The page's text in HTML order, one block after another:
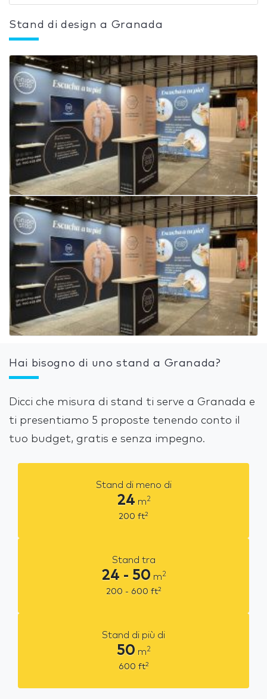
Stand di design a Granada
Hai bisogno di uno stand a Granada?
Dicci che misura di stand ti serve a Granada e
ti presentiamo 5 proposte tenendo conto il
tuo budget, gratis e senza impegno.
Stand di meno di
24 m2
200 ft2
Stand tra
24 - 50 m2
200 - 600 ft2
Stand di più di
50 m2
600 ft2